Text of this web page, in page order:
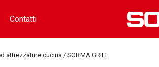
Contatti
attrezzature cucina / SORMA GRILL